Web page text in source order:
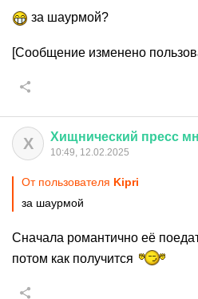
за шаурмой?
[Сообщение изменено
Х Хищнический пресс
10:49, 12.02.2025
От пользователя Kipri
за шаурмой
Сначала романтично её
потом как получится